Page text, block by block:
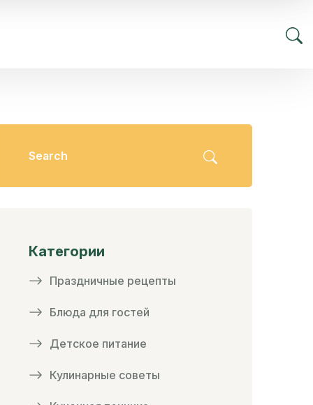
Категории
Праздничные рецепты
Блюда для гостей
Детское питание
Кулинарные советы